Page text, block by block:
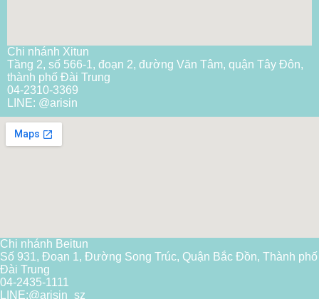
Chi nhánh Xitun
Tầng 2, số 566-1, đoạn 2, đường Văn Tâm, quận Tây Đôn,
thành phố Đài Trung
04-2310-3369
LINE: @arisin
Chi nhánh Beitun
Số 931, Đoạn 1, Đường Song Trúc, Quận Bắc Đồn, Thành phố
Đài Trung
04-2435-1111
LINE:@arisin_sz